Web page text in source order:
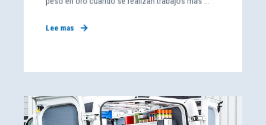
Lee mas